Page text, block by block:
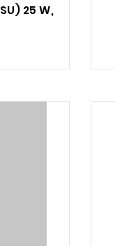
25 W,